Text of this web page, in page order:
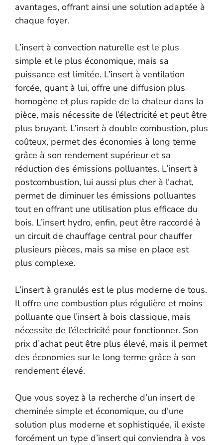
avantages, offrant ainsi une solution adaptée à
chaque foyer.
L’insert à convection naturelle est le plus
simple et le plus économique, mais sa
puissance est limitée. L’insert à ventilation
forcée, quant à lui, offre une diffusion plus
homogène et plus rapide de la chaleur dans la
pièce, mais nécessite de l’électricité et peut être
plus bruyant. L’insert à double combustion, plus
coûteux, permet des économies à long terme
grâce à son rendement supérieur et sa
réduction des émissions polluantes. L’insert à
postcombustion, lui aussi plus cher à l’achat,
permet de diminuer les émissions polluantes
tout en offrant une utilisation plus efficace du
bois. L’insert hydro, enfin, peut être raccordé à
un circuit de chauffage central pour chauffer
plusieurs pièces, mais sa mise en place est
plus complexe.
L’insert à granulés est le plus moderne de tous.
Il offre une combustion plus régulière et moins
polluante que l’insert à bois classique, mais
nécessite de l’électricité pour fonctionner. Son
prix d’achat peut être plus élevé, mais il permet
des économies sur le long terme grâce à son
rendement élevé.
Que vous soyez à la recherche d’un insert de
cheminée simple et économique, ou d’une
solution plus moderne et sophistiquée, il existe
forcément un type d’insert qui conviendra à vos